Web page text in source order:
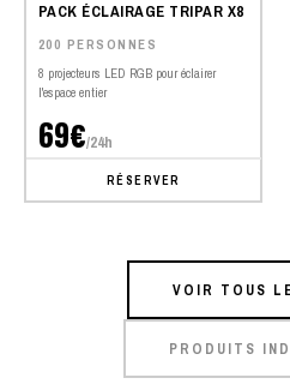
PACK ÉCLAIRAGE TRIPAR X8
200 PERSONNES
8 projecteurs LED RGB pour éclairer
l'espace entier
69€/24h
RÉSERVER
VOIR TOUS
PRODUITS